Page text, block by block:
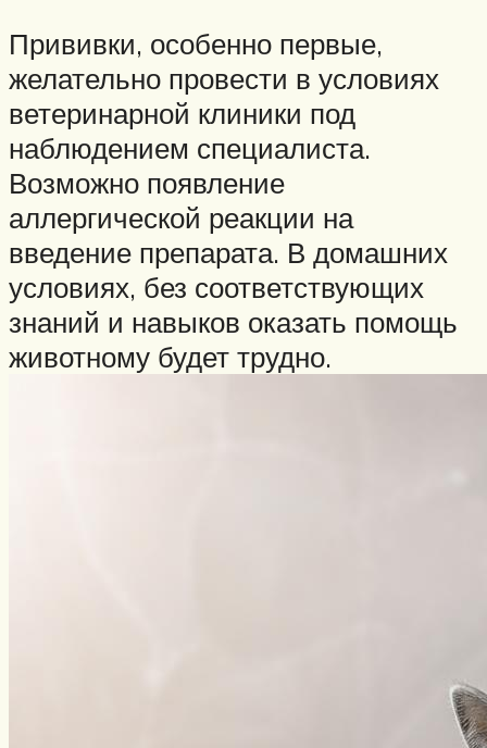
Прививки, особенно первые,
желательно провести в условиях
ветеринарной клиники под
наблюдением специалиста.
Возможно появление
аллергической реакции на
введение препарата. В домашних
условиях, без соответствующих
знаний и навыков оказать помощь
животному будет трудно.